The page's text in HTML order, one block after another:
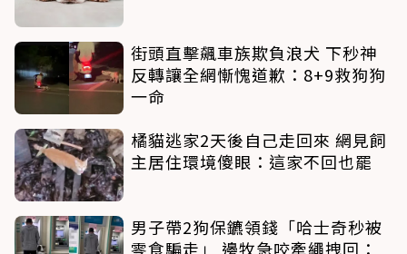
街頭直擊飆車族欺負浪犬 下秒神
反轉讓全網慚愧道歉：8+9救狗狗
一命
橘貓逃家2天後自己走回來 網見飼
主居住環境傻眼：這家不回也罷
男子帶2狗保鑣領錢「哈士奇秒被
零食騙走」 邊牧急咬牽繩拽回：